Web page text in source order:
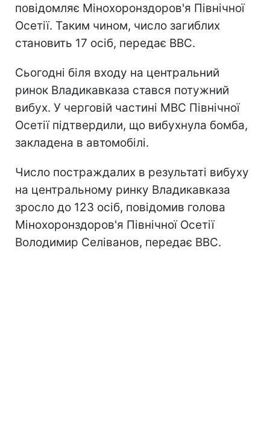
повідомляє Мінохоронздоров'я Північної
Осетії. Таким чином, число загиблих
становить 17 осіб, передає ВВС.
Сьогодні біля входу на центральний
ринок Владикавказа стався потужний
вибух. У черговій частині МВС Північної
Осетії підтвердили, що вибухнула бомба,
закладена в автомобілі.
Число постраждалих в результаті вибуху
на центральному ринку Владикавказа
зросло до 123 осіб, повідомив голова
Мінохоронздоров'я Північної Осетії
Володимир Селіванов, передає ВВС.